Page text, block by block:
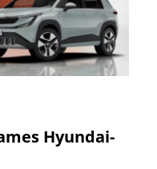
Hyundai-